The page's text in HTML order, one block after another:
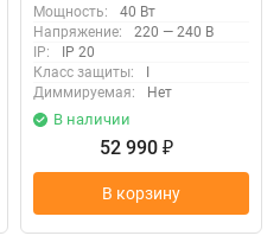
Мощность:
40 Вт
Напряжение:
220 — 240 В
IP:
IP 20
Класс защиты:
Диммируемая:
Нет
В наличии
52 990 ₽
В корзину